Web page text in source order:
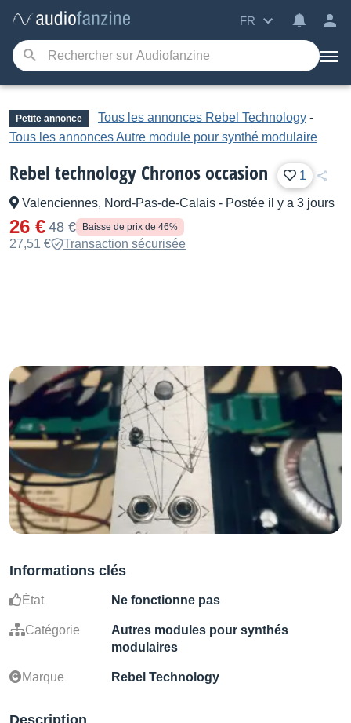
FR
Petite annonce Tous les annonces Rebel Technology -
Tous les annonces Autre module pour synthé modulaire
Rebel technology Chronos occasion 1
Valenciennes, Nord-Pas-de-Calais - Postée il y a 3 jours
26 € 48 € Baisse de prix de 46%
27,51 € Transaction sécurisée
Informations clés
État Ne fonctionne pas
Catégorie
Autres modules pour synthés
modulaires
Marque Rebel Technology
Description